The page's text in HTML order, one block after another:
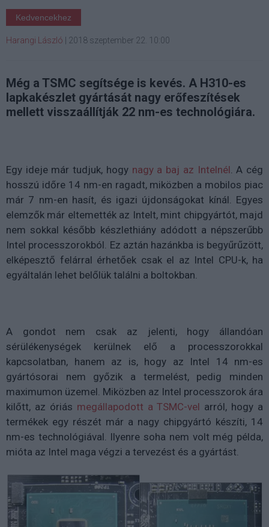
Kedvencekhez
Harangi László 2018 szeptember 22. 10:00
Még a TSMC segítsége is kevés. A H310-es
lapkakészlet gyártását nagy erőfeszítések
mellett visszaállítják 22 nm-es technológiára.
Egy ideje már tudjuk, hogy nagy a baj az Intelnél. A cég
hosszú időre 14 nm-en ragadt, miközben a mobilos piac
már 7 nm-en hasít, és igazi újdonságokat kínál. Egyes
elemzők már eltemették az Intelt, mint chipgyártót, majd
nem sokkal később készlethiány adódott a népszerűbb
Intel processzorokból. Ez aztán hazánkba is begyűrűzött,
elképesztő felárral érhetőek csak el az Intel CPU-k, ha
egyáltalán lehet belőlük találni a boltokban.
A gondot nem csak az jelenti, hogy állandóan
sérülékenységek kerülnek elő a processzorokkal
kapcsolatban, hanem az is, hogy az Intel 14 nm-es
gyártósorai nem győzik a termelést, pedig minden
maximumon üzemel. Miközben az Intel processzorok ára
kilőtt, az óriás megállapodott a TSMC-vel arról, hogy a
termékek egy részét már a nagy chipgyártó készíti, 14
nm-es technológiával. Ilyenre soha nem volt még példa,
mióta az Intel maga végzi a tervezést és a gyártást.